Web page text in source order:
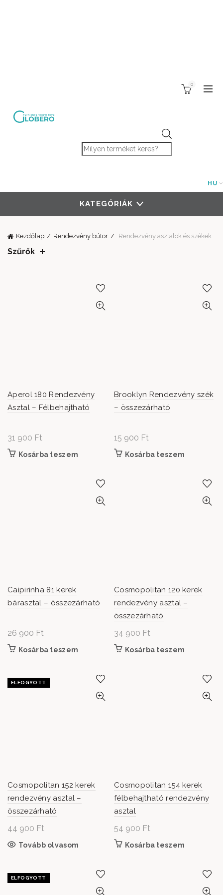
Products search
0
HU
KATEGÓRIÁK
Kezdőlap Rendezvény bútor Rendezvény asztalok és székek
Szűrők
Aperol 180 Rendezvény
Asztal – Félbehajtható
31 900 Ft
Kosárba teszem
Brooklyn Rendezvény szék
– összezárható
15 900 Ft
Kosárba teszem
Caipirinha 81 kerek
bárasztal – összezárható
26 900 Ft
Kosárba teszem
Cosmopolitan 120 kerek
rendezvény asztal –
összezárható
34 900 Ft
Kosárba teszem
ELFOGYOTT
Cosmopolitan 152 kerek
rendezvény asztal –
összezárható
44 900 Ft
Tovább olvasom
Cosmopolitan 154 kerek
félbehajtható rendezvény
asztal
54 900 Ft
Kosárba teszem
ELFOGYOTT